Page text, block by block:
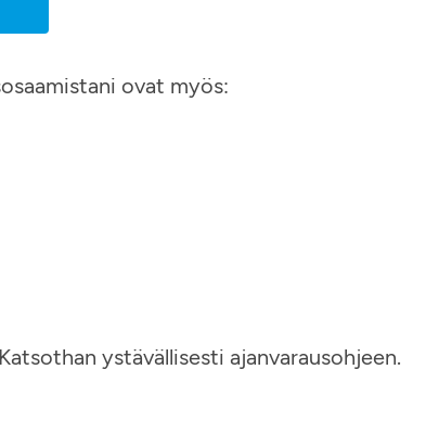
ovat myös:
ystävällisesti ajanvarausohjeen.